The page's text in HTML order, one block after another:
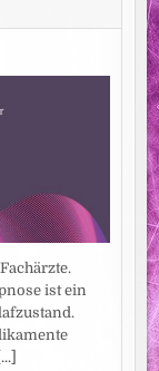
ist ein
[...]